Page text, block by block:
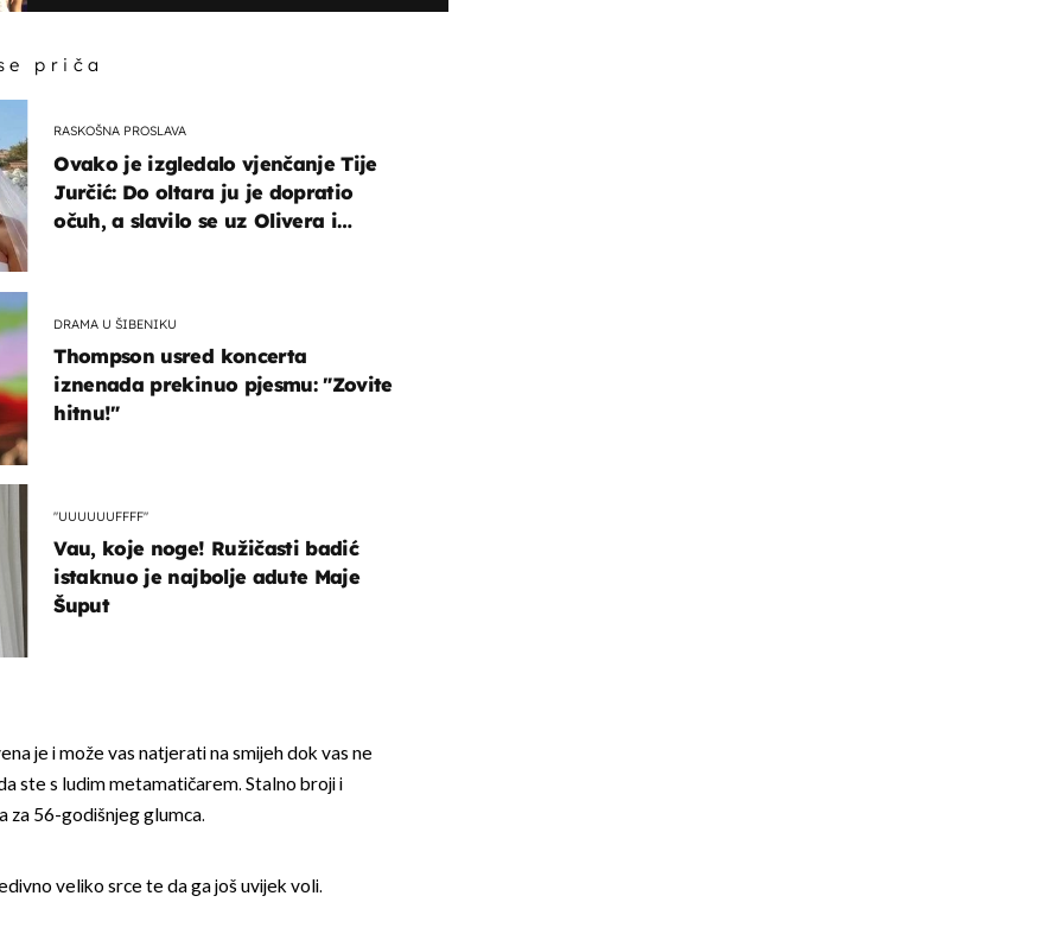
priča
RASKOŠNA PROSLAVA
Ovako je izgledalo vjenčanje Tije
Jurčić: Do oltara ju je dopratio
očuh, a slavilo se uz Olivera i
DRAMA U ŠIBENIKU
Thompson usred koncerta
iznenada prekinuo pjesmu: "Zovite
hitnu!"
"UUUUUUFFFF"
Vau, koje noge! Ružičasti badić
istaknuo je najbolje adute Maje
Šuput
je i može vas natjerati na smijeh dok vas ne
ste s ludim metamatičarem. Stalno broji i
za 56-godišnjeg glumca.
veliko srce te da ga još uvijek voli.